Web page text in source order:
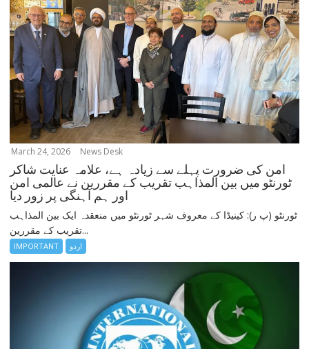
March 24, 2026 News Desk
امن کی ضرورت پہلے سے زیادہ ہے، علامہ عنایت شاکر
ٹورنٹو میں بین المذاہب تقریب کے مقررین نے عالمی امن
اور ہم آہنگی پر زور دیا
ٹورنٹو (پ ر): کینیڈا کے معروف شہر ٹورنٹو میں منعقدہ ایک بین المذاہب
تقریب کے مقررین...
IMPORTANT اردو